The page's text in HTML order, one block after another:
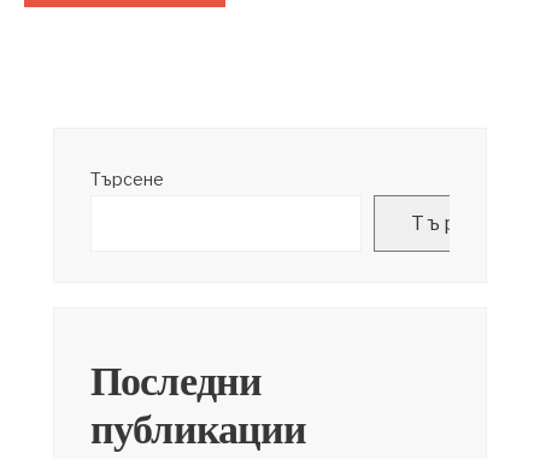
Търсене
Търсене
Последни
публикации